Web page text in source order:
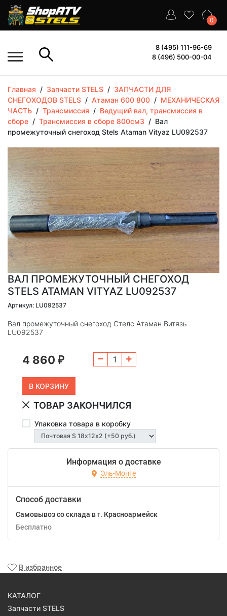
0
8 (495) 111-96-69
8 (496) 500-00-04
Главная / Запчасти STELS / ЗАПЧАСТИ ДЛЯ
СНЕГОХОДОВ STELS / Атаман 600 800 / МЕХАНИЧЕСКАЯ
ЧАСТЬ / Трансмиссия / Ведущий вал, трансмиссия в
сборе / Трансмиссия в сборе 800см3 / Вал
промежуточный снегоход Stels Ataman Vityaz LU092537
ВАЛ ПРОМЕЖУТОЧНЫЙ СНЕГОХОД
STELS ATAMAN VITYAZ LU092537
Артикул: LU092537
Вал промежуточный снегоход Стелс Атаман Витязь
LU092537
4 860 ₽
ТОВАР ЗАКОНЧИЛСЯ
Упаковка товара в коробку
Информация о доставке
Эль-Монте
Способ доставки
Самовывоз со склада в г. Красноармейск
Бесплатно
В избранное
КАТАЛОГ
Запчасти STELS